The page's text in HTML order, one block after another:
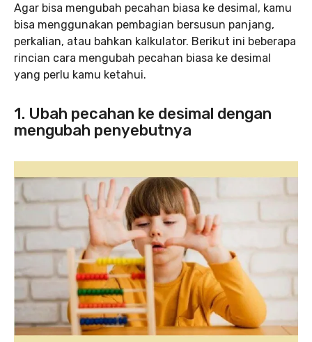
Agar bisa mengubah pecahan biasa ke desimal, kamu
bisa menggunakan pembagian bersusun panjang,
perkalian, atau bahkan kalkulator. Berikut ini beberapa
rincian cara mengubah pecahan biasa ke desimal
yang perlu kamu ketahui.
1. Ubah pecahan ke desimal dengan
mengubah penyebutnya